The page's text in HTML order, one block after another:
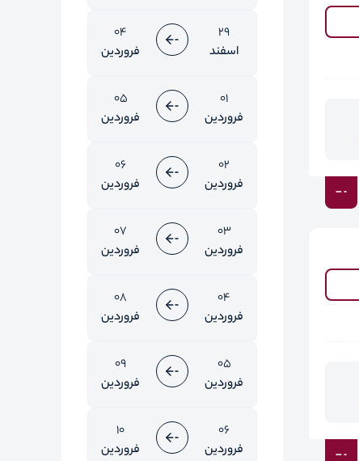
29
اسفند
04
فروردین
01
فروردین
05
فروردین
02
فروردین
06
فروردین
03
فروردین
07
فروردین
04
فروردین
08
فروردین
05
فروردین
09
فروردین
06
فروردین
10
فروردین